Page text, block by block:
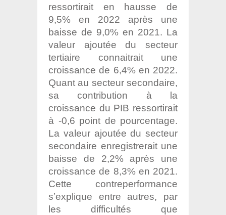
ressortirait en hausse de
9,5% en 2022 après une
baisse de 9,0% en 2021. La
valeur ajoutée du secteur
tertiaire connaitrait une
croissance de 6,4% en 2022.
Quant au secteur secondaire,
sa contribution à la
croissance du PIB ressortirait
à -0,6 point de pourcentage.
La valeur ajoutée du secteur
secondaire enregistrerait une
baisse de 2,2% après une
croissance de 8,3% en 2021.
Cette contreperformance
s’explique entre autres, par
les difficultés que